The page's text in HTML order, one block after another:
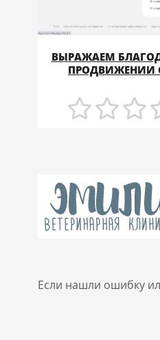
ВЫРАЖАЕМ
ПРОДВИЖЕНИИ
Если нашли ошибку